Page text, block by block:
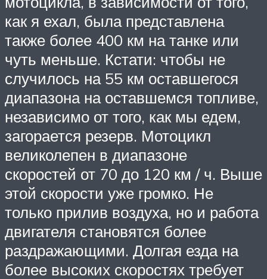
как я ехал, была представлена ​​
также более 400 км на танке или
чуть меньше. Кстати: чтобы не
случилось на 55 км оставшегося
диапазона на оставшемся топливе,
независимо от того, как мы едем,
загорается резерв. Мотоцикл
великолепен в диапазоне
скоростей от 70 до 120 км / ч. Выше
этой скорости уже громко. Не
только прилив воздуха, но и работа
двигателя становятся более
раздражающими. Долгая езда на
более высоких скоростях требует